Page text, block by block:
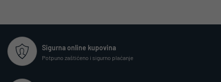
Sigurna online kupovina
Potpuno zaštićeno i sigurno plaćanje